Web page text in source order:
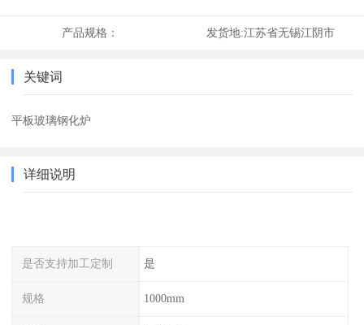
产品规格： 发货地:江苏省无锡江阴市
关键词
平板玻璃钢化炉
详细说明
是否支持加工定制 是
规格 1000mm